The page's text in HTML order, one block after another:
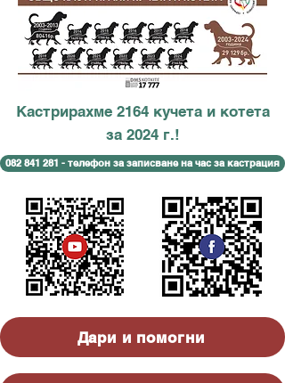
Кастрирахме 2164 кучета и котета
за 2024 г.!
082 841 281 - телефон за записване на час за кастрация
Дари и помогни